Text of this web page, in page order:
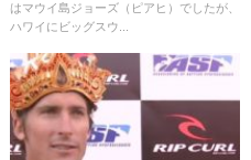
はマウイ島ジョーズ（ピアヒ）でしたが、
ハワイにビッグスウ...